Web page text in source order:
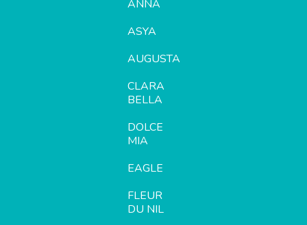
ANNA
ASYA
AUGUSTA
CLARA
BELLA
DOLCE
MIA
EAGLE
FLEUR
DU NIL